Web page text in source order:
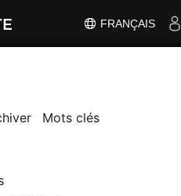
FRANÇAIS
Mots clés